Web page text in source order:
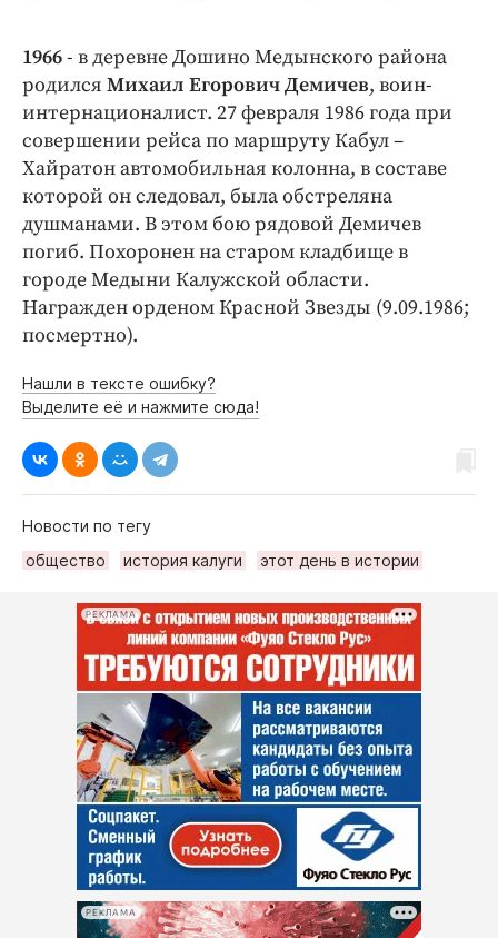
1966- в деревне Дошино Медынского района
родился Михаил Егорович Демичев, воин-
интернационалист. 27 февраля 1986 года при
совершении рейса по маршруту Кабул –
Хайратон автомобильная колонна, в составе
которой он следовал, была обстреляна
душманами. В этом бою рядовой Демичев
погиб. Похоронен на старом кладбище в
городе Медыни Калужской области.
Награжден орденом Красной Звезды (9.09.1986;
посмертно).
Нашли в тексте ошибку?
Выделите её и нажмите сюда!
Новости по тегу
общество
история калуги этот день в истории
РЕКЛАМА
РЕКЛАМА